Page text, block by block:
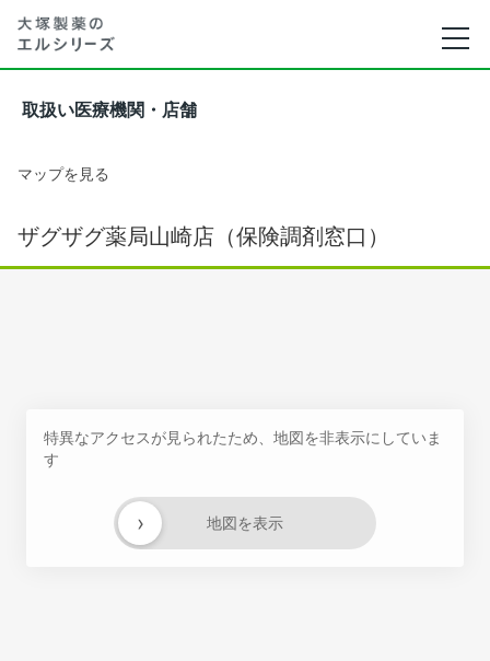
取扱い医療機関・店舗
マップを見る
ザグザグ薬局山崎店（保険調剤窓口）
特異なアクセスが見られたため、地図を非表示にしていま
す
地図を表示
›